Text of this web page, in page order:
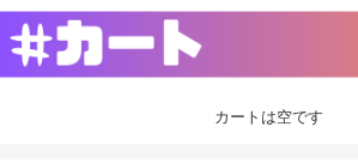
カートは空です